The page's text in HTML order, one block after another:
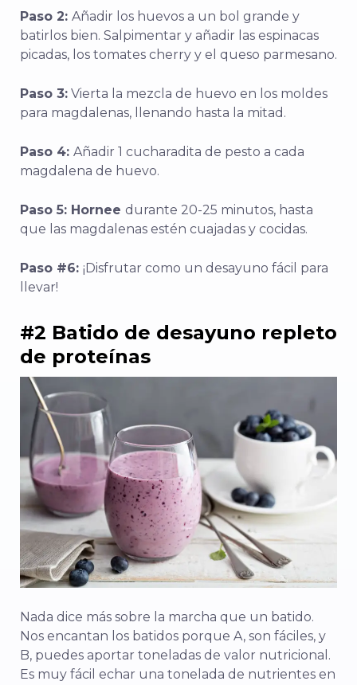
Paso 2: Añadir los huevos a un bol grande y
batirlos bien. Salpimentar y añadir las espinacas
picadas, los tomates cherry y el queso parmesano.
Paso 3: Vierta la mezcla de huevo en los moldes
para magdalenas, llenando hasta la mitad.
Paso 4: Añadir 1 cucharadita de pesto a cada
magdalena de huevo.
Paso 5: Hornee durante 20-25 minutos, hasta
que las magdalenas estén cuajadas y cocidas.
Paso #6: ¡Disfrutar como un desayuno fácil para
llevar!
#2 Batido de desayuno repleto
de proteínas
Nada dice más sobre la marcha que un batido.
Nos encantan los batidos porque A, son fáciles, y
B, puedes aportar toneladas de valor nutricional.
Es muy fácil echar una tonelada de nutrientes en